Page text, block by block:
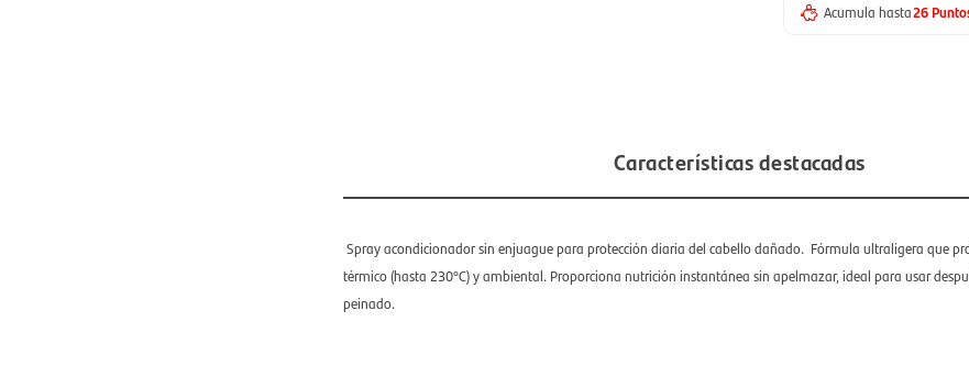
Acumula hasta26
Características destacadas
Spray acondicionador sin enjuague para protección diaria del cabello dañado. Fórmula ultraligera que
térmico (hasta 230°C) y ambiental. Proporciona nutrición instantánea sin apelmazar, ideal para usar
peinado.